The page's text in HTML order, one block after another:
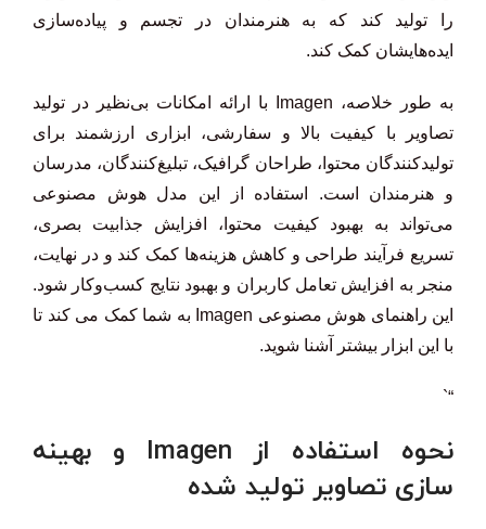
را تولید کند که به هنرمندان در تجسم و پیاده‌سازی
ایده‌هایشان کمک کند.
به طور خلاصه، Imagen با ارائه امکانات بی‌نظیر در تولید
تصاویر با کیفیت بالا و سفارشی، ابزاری ارزشمند برای
تولیدکنندگان محتوا، طراحان گرافیک، تبلیغ‌کنندگان، مدرسان
و هنرمندان است. استفاده از این مدل هوش مصنوعی
می‌تواند به بهبود کیفیت محتوا، افزایش جذابیت بصری،
تسریع فرآیند طراحی و کاهش هزینه‌ها کمک کند و در نهایت،
منجر به افزایش تعامل کاربران و بهبود نتایج کسب‌وکار شود.
این راهنمای هوش مصنوعی Imagen به شما کمک می کند تا
با این ابزار بیشتر آشنا شوید.
“`
نحوه استفاده از Imagen و بهینه
سازی تصاویر تولید شده